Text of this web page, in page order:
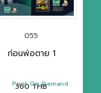
055
ก่อนพ่อตาย 1
360 THB
Print On Demand